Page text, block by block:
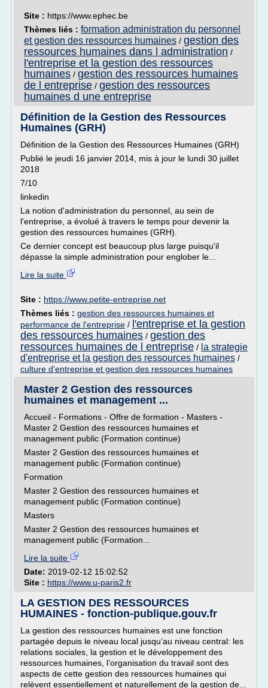
Site : https://www.ephec.be
Thèmes liés : formation administration du personnel
et gestion des ressources humaines / gestion des
ressources humaines dans l administration /
l'entreprise et la gestion des ressources
humaines / gestion des ressources humaines
de l entreprise / gestion des ressources
humaines d une entreprise
Définition de la Gestion des Ressources
Humaines (GRH)
Définition de la Gestion des Ressources Humaines (GRH)
Publié le jeudi 16 janvier 2014, mis à jour le lundi 30 juillet
2018
7/10
linkedin
La notion d'administration du personnel, au sein de
l'entreprise, a évolué à travers le temps pour devenir la
gestion des ressources humaines (GRH).
Ce dernier concept est beaucoup plus large puisqu'il
dépasse la simple administration pour englober le...
Lire la suite
Site : https://www.petite-entreprise.net
Thèmes liés : gestion des ressources humaines et
performance de l'entreprise / l'entreprise et la gestion
des ressources humaines / gestion des
ressources humaines de l entreprise / la strategie
d'entreprise et la gestion des ressources humaines /
culture d'entreprise et gestion des ressources humaines
Master 2 Gestion des ressources
humaines et management ...
Accueil - Formations - Offre de formation - Masters -
Master 2 Gestion des ressources humaines et
management public (Formation continue)
Master 2 Gestion des ressources humaines et
management public (Formation continue)
Formation
Master 2 Gestion des ressources humaines et
management public (Formation continue)
Masters
Master 2 Gestion des ressources humaines et
management public (Formation...
Lire la suite
Date: 2019-02-12 15:02:52
Site : https://www.u-paris2.fr
LA GESTION DES RESSOURCES
HUMAINES - fonction-publique.gouv.fr
La gestion des ressources humaines est une fonction
partagée depuis le niveau local jusqu’au niveau central: les
relations sociales, la gestion et le développement des
ressources humaines, l’organisation du travail sont des
aspects de cette gestion des ressources humaines qui
relèvent essentiellement et naturellement de la gestion de...